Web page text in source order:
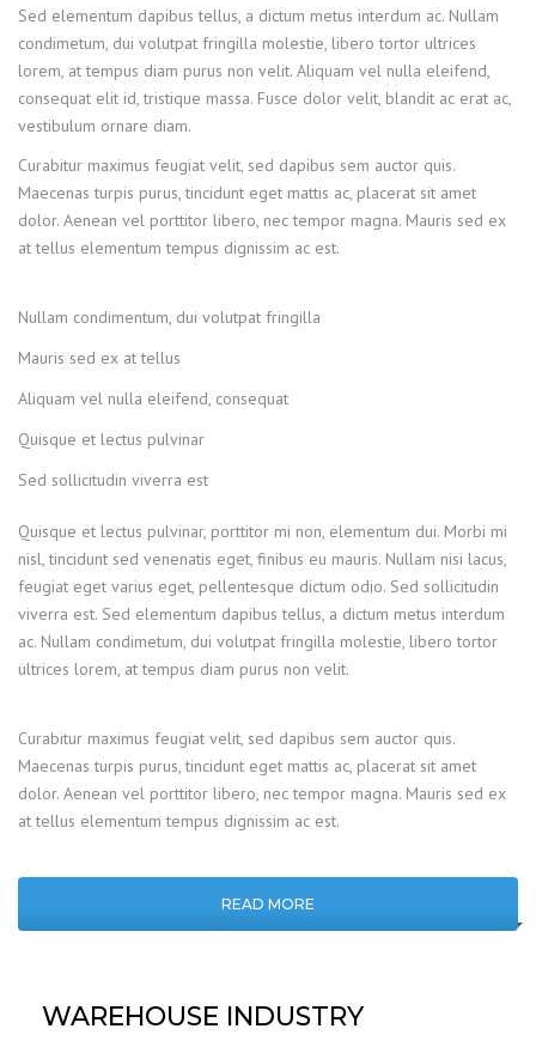
Sed elementum dapibus tellus, a dictum metus interdum ac. Nullam
condimetum, dui volutpat fringilla molestie, libero tortor ultrices
lorem, at tempus diam purus non velit. Aliquam vel nulla eleifend,
consequat elit id, tristique massa. Fusce dolor velit, blandit ac erat ac,
vestibulum ornare diam.
Curabitur maximus feugiat velit, sed dapibus sem auctor quis.
Maecenas turpis purus, tincidunt eget mattis ac, placerat sit amet
dolor. Aenean vel porttitor libero, nec tempor magna. Mauris sed ex
at tellus elementum tempus dignissim ac est.
Nullam condimentum, dui volutpat fringilla
Mauris sed ex at tellus
Aliquam vel nulla eleifend, consequat
Quisque et lectus pulvinar
Sed sollicitudin viverra est
Quisque et lectus pulvinar, porttitor mi non, elementum dui. Morbi mi
nisl, tincidunt sed venenatis eget, finibus eu mauris. Nullam nisi lacus,
feugiat eget varius eget, pellentesque dictum odio. Sed sollicitudin
viverra est. Sed elementum dapibus tellus, a dictum metus interdum
ac. Nullam condimetum, dui volutpat fringilla molestie, libero tortor
ultrices lorem, at tempus diam purus non velit.
Curabitur maximus feugiat velit, sed dapibus sem auctor quis.
Maecenas turpis purus, tincidunt eget mattis ac, placerat sit amet
dolor. Aenean vel porttitor libero, nec tempor magna. Mauris sed ex
at tellus elementum tempus dignissim ac est.
READ MORE
WAREHOUSE INDUSTRY